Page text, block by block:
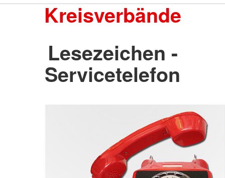
Kreisverbände
Lesezeichen -
Servicetelefon